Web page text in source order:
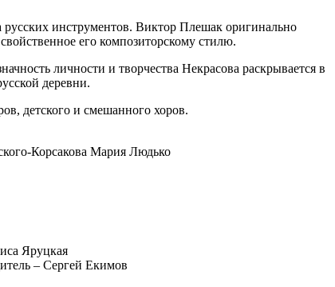
инструментов. Виктор Плешак оригинально
его композиторскому стилю.
личности и творчества Некрасова раскрывается в
деревни.
детского и смешанного хоров.
Корсакова Мария Людько
Яруцкая
– Сергей Екимов